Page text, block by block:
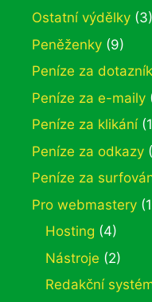
Ostatní výdělky (3)
Peněženky (9)
Peníze za
Peníze za e-maily
Peníze za klikání
Peníze za odkazy
Peníze za
Pro webmastery
Hosting (4)
Nástroje (2)
Redakční